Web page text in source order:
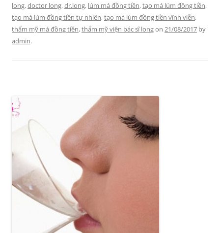
long,doctor long,dr.long, lúm má đồng tiền,tạo má lúm đồng tiền,
tạo má lúm đồng tiền tự nhiên,tạo má lúm đồng tiền vĩnh viễn,
thẩm mỹ má đồng tiền,thẩm mỹ viện bác sĩ longon 21/08/2017 by
admin.